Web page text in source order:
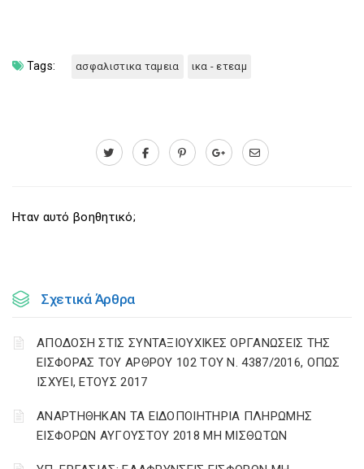
Tags: ασφαλιστικα ταμεια ικα - ετεαμ
Ηταν αυτό βοηθητικό;
Σχετικά Άρθρα
ΑΠΟΔΟΣΗ ΣΤΙΣ ΣΥΝΤΑΞΙΟΥΧΙΚΕΣ ΟΡΓΑΝΩΣΕΙΣ ΤΗΣ
ΕΙΣΦΟΡΑΣ ΤΟΥ ΑΡΘΡΟΥ 102 ΤΟΥ Ν. 4387/2016, ΟΠΩΣ
ΙΣΧΥΕΙ, ΕΤΟΥΣ 2017
ΑΝΑΡΤΗΘΗΚΑΝ ΤΑ ΕΙΔΟΠΟΙΗΤΗΡΙΑ ΠΛΗΡΩΜΗΣ
ΕΙΣΦΟΡΩΝ ΑΥΓΟΥΣΤΟΥ 2018 ΜΗ ΜΙΣΘΩΤΩΝ